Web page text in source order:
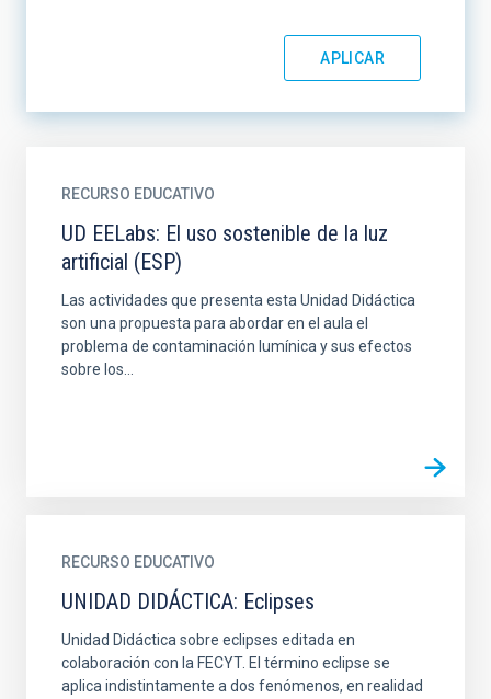
RECURSO EDUCATIVO
UD EELabs: El uso sostenible de la luz
artificial (ESP)
Las actividades que presenta esta Unidad Didáctica
son una propuesta para abordar en el aula el
problema de contaminación lumínica y sus efectos
sobre los...
RECURSO EDUCATIVO
UNIDAD DIDÁCTICA: Eclipses
Unidad Didáctica sobre eclipses editada en
colaboración con la FECYT. El término eclipse se
aplica indistintamente a dos fenómenos, en realidad